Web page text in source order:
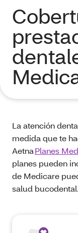
La atención
medida que te
AetnaPlanes
planes pueden
de Medicare
salud bucodental.